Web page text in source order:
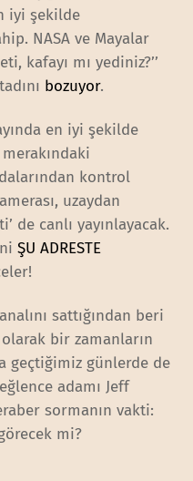
iyi şekilde
NASA ve Mayalar
kafayı mı yediniz?’’
bozuyor.
en iyi şekilde
kontrol
uzaydan
de canlı yayınlayacak.
ŞU ADRESTE
sattığından beri
olarak bir zamanların
geçtiğimiz günlerde de
adamı Jeff
sormanın vakti:
mi?